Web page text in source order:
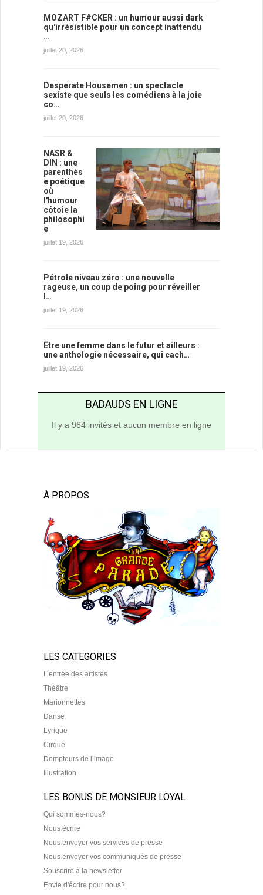
MOZART F#CKER : un humour aussi dark
qu'irrésistible pour un concept inattendu
…
juillet 20, 2026
Desperate Housemen : un spectacle
sexiste que seuls les comédiens à la joie
co…
juillet 20, 2026
NASR &
DIN : une
parenthès
e poétique
où
l'humour
côtoie la
philosophi
e
juillet 19, 2026
Pétrole niveau zéro : une nouvelle
rageuse, un coup de poing pour réveiller
l…
juillet 19, 2026
Être une femme dans le futur et ailleurs :
une anthologie nécessaire, qui cach…
juillet 19, 2026
BADAUDS EN LIGNE
Il y a 964 invités et aucun membre en ligne
À PROPOS
LES CATEGORIES
L’entrée des artistes
Théâtre
Marionnettes
Danse
Lyrique
Cirque
Dompteurs de l’image
Illustration
LES BONUS DE MONSIEUR LOYAL
Qui sommes-nous?
Nous écrire
Nous envoyer vos services de presse
Nous envoyer vos communiqués de presse
Souscrire à la newsletter
Envie d'écrire pour nous?